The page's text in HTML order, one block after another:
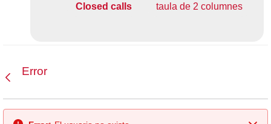
Closed calls
taula de 2 columnes
Error